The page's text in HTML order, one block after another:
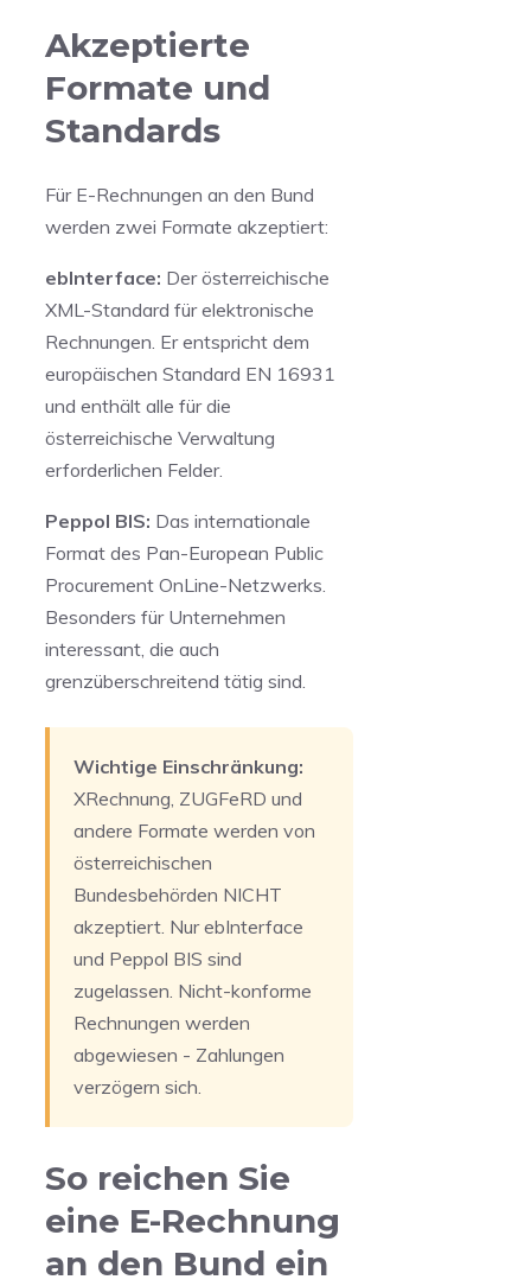
Akzeptierte
Formate und
Standards
Für E-Rechnungen an den Bund
werden zwei Formate akzeptiert:
ebInterface: Der österreichische
XML-Standard für elektronische
Rechnungen. Er entspricht dem
europäischen Standard EN 16931
und enthält alle für die
österreichische Verwaltung
erforderlichen Felder.
Peppol BIS: Das internationale
Format des Pan-European Public
Procurement OnLine-Netzwerks.
Besonders für Unternehmen
interessant, die auch
grenzüberschreitend tätig sind.
Wichtige Einschränkung:
XRechnung, ZUGFeRD und
andere Formate werden von
österreichischen
Bundesbehörden NICHT
akzeptiert. Nur ebInterface
und Peppol BIS sind
zugelassen. Nicht-konforme
Rechnungen werden
abgewiesen - Zahlungen
verzögern sich.
So reichen Sie
eine E-Rechnung
an den Bund ein